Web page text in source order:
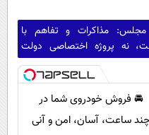
مجلس: مذاکرات و تفاهم با
نه پروژه اختصاصی دولت
منافعشان اقتضا کند از رهبری
🚘 فروش خودروی شما در
ساعت، آسان، امن و آنی